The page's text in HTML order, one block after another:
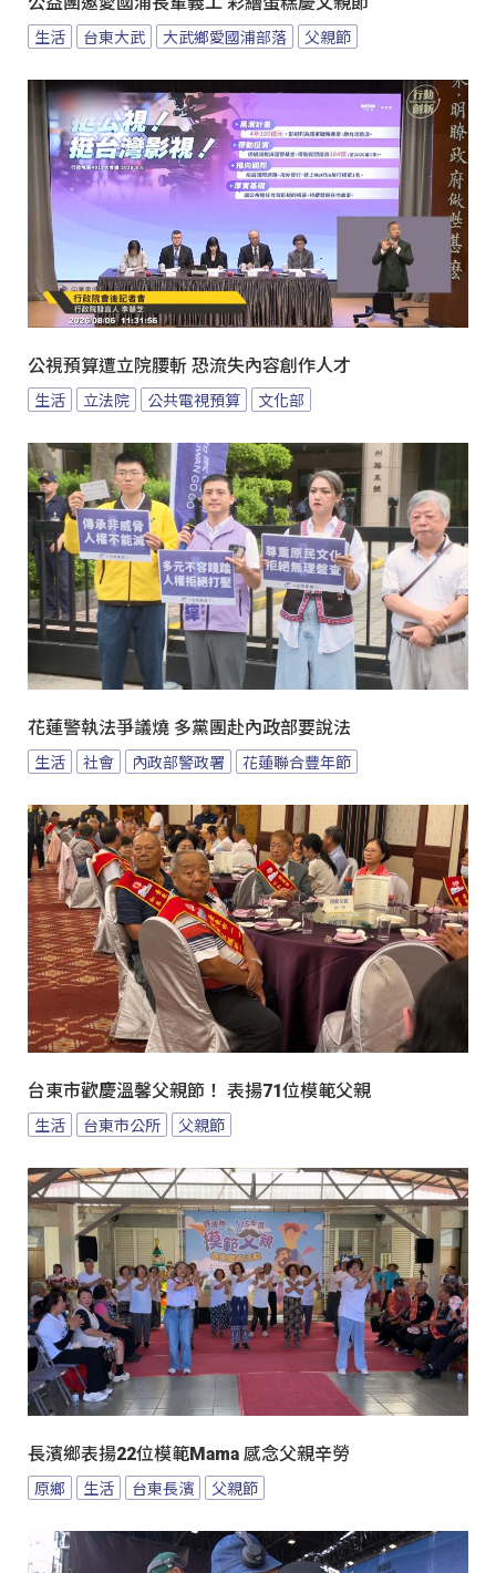
生活 台東大武 大武鄉愛國浦部落 父親節
公視預算遭立院腰斬 恐流失內容創作人才
生活 立法院 公共電視預算 文化部
花蓮警執法爭議燒 多黨團赴內政部要說法
生活 社會 內政部警政署 花蓮聯合豐年節
台東市歡慶溫馨父親節！ 表揚71位模範父親
生活 台東市公所 父親節
長濱鄉表揚22位模範Mama 感念父親辛勞
原鄉 生活 台東長濱 父親節